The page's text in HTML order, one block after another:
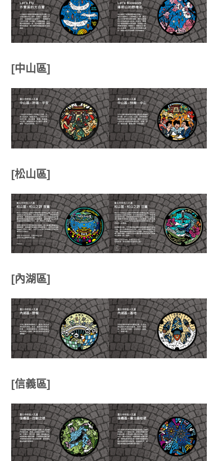
[中山區]
[松山區]
[內湖區]
[信義區]